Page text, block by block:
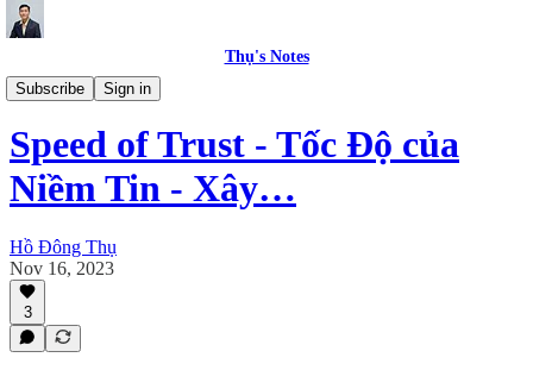
Thụ's Notes
Subscribe
Sign in
Leadership & Management
Speed of Trust - Tốc Độ của
Niềm Tin - Xây…
Hồ Đông Thụ
Nov 16, 2023
3